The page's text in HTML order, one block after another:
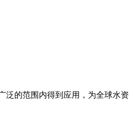
泛的范围内得到应用，为全球水资